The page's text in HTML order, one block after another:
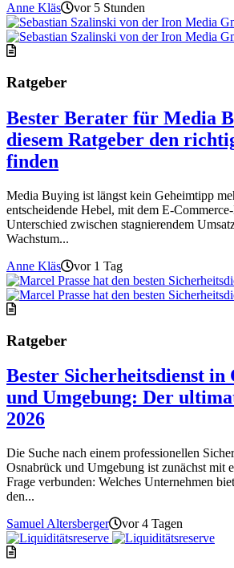
Anne Kläs
vor 5 Stunden
Ratgeber
Bester Berater für Media
diesem Ratgeber den
finden
Media Buying ist längst kein Geheimtipp
entscheidende Hebel, mit dem E-
Unterschied zwischen stagnierendem
Wachstum...
Anne Kläs
vor 1 Tag
Ratgeber
Bester Sicherheitsdienst in
und Umgebung: Der
2026
Die Suche nach einem professionellen
Osnabrück und Umgebung ist zunächst mit
Frage verbunden: Welches Unternehmen
den...
Samuel Altersberger
vor 4 Tagen